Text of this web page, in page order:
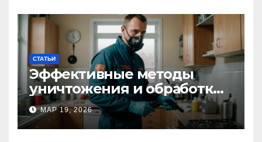
СТАТЬИ
Эффективные методы
уничтожения и обработки
тараканов в Москве:
профессиональный подход
к дезинсекции квартир и
МАР 19, 2026